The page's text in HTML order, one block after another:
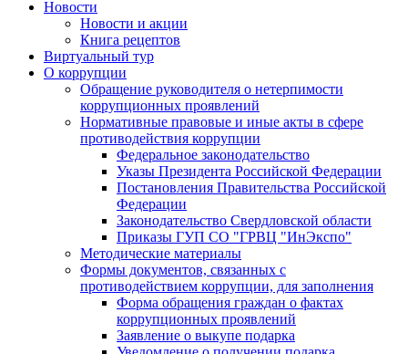
Новости
Новости и акции
Книга рецептов
Виртуальный тур
О коррупции
Обращение руководителя о нетерпимости
коррупционных проявлений
Нормативные правовые и иные акты в сфере
противодействия коррупции
Федеральное законодательство
Указы Президента Российской Федерации
Постановления Правительства Российской
Федерации
Законодательство Свердловской области
Приказы ГУП СО "ГРВЦ "ИнЭкспо"
Методические материалы
Формы документов, связанных с
противодействием коррупции, для заполнения
Форма обращения граждан о фактах
коррупционных проявлений
Заявление о выкупе подарка